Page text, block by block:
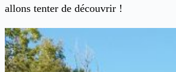
allons tenter de découvrir !